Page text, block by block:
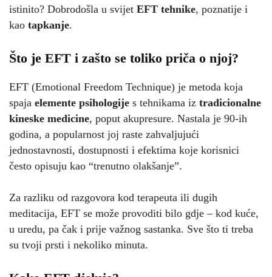
istinito? Dobrodošla u svijet EFT tehnike, poznatije i
kao tapkanje.
Što je EFT i zašto se toliko priča o njoj?
EFT (Emotional Freedom Technique) je metoda koja
spaja elemente psihologije s tehnikama iz tradicionalne
kineske medicine, poput akupresure. Nastala je 90-ih
godina, a popularnost joj raste zahvaljujući
jednostavnosti, dostupnosti i efektima koje korisnici
često opisuju kao “trenutno olakšanje”.
Za razliku od razgovora kod terapeuta ili dugih
meditacija, EFT se može provoditi bilo gdje – kod kuće,
u uredu, pa čak i prije važnog sastanka. Sve što ti treba
su tvoji prsti i nekoliko minuta.